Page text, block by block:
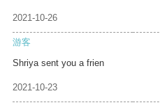
2021-10-26
游客
Shriya sent you a frien
2021-10-23